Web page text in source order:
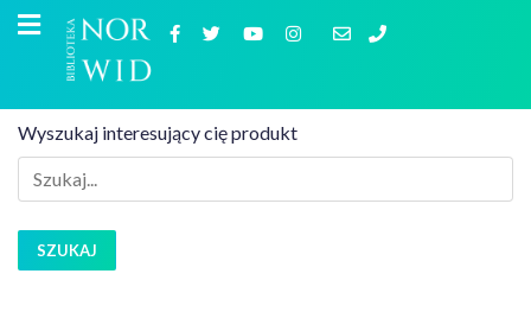
Wyszukaj interesujący cię produkt
SZUKAJ